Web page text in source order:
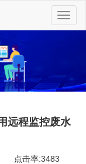
切
换
远程监控废水
点击率:3483